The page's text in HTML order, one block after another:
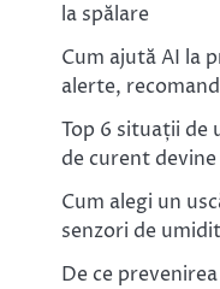
la spălare
Cum ajută AI la
alerte,
Top 6 situații de
de curent
Cum alegi un
senzori de
De ce